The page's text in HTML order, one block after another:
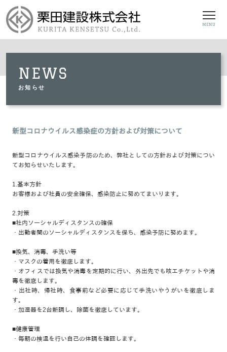
MENU
NEWS
お知らせ
新型コロナウイルス感染症の方針および対策について
新型コロナウイルス感染予防のため、弊社としての方針および対策につい
てお知らせいたします。
1.基本方針
お客様および社員の安全確保、感染防止に努めてまいります。
2.対策
■社内ソーシャルディスタンスの確保
・出勤者間のソーシャルディスタンスを保ち、感染予防に努めます。
■換気、消毒、手洗い等
・マスクの着用を徹底します。
・オフィスでは換気や消毒を定期的に行い、外出先でも咳エチケットや消
毒を徹底します。
・出社時、帰社時、食事前など必要に応じて手洗いやうがいを徹底しま
す。
・加湿器を2台新調し、除菌を徹底しています。
■健康管理
・毎朝の検温を行い自己の体調を確認します。